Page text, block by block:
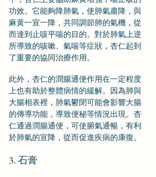
功效。它能夠降肺氣，使肺氣肅降，與
麻黃一宣一降，共同調節肺的氣機，從
而達到止咳平喘的目的。對於肺氣上逆
所導致的咳嗽、氣喘等症狀，杏仁起到
了重要的協同治療作用。
此外，杏仁的潤腸通便作用在一定程度
上也有助於整體病情的緩解。因為肺與
大腸相表裡，肺氣鬱閉可能會影響大腸
的傳導功能，導致便秘等情況出現。杏
仁通過潤腸通便，可使腑氣通暢，有利
於肺氣的宣降，從而促進疾病的康復。
3. 石膏